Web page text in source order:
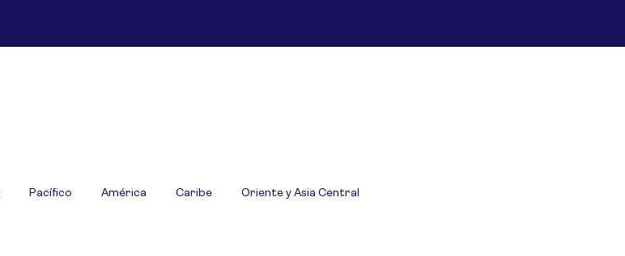
Pacífico América Caribe Oriente y Asia Central